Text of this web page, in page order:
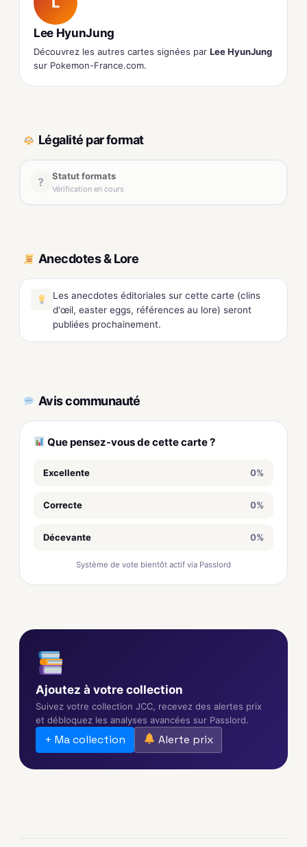
Lee HyunJung
Découvrez les autres cartes signées par Lee HyunJung
sur Pokemon-France.com.
Légalité par format
? Statut formats
Vérification en cours
Anecdotes & Lore
Les anecdotes éditoriales sur cette carte (clins
d'œil, easter eggs, références au lore) seront
publiées prochainement.
Avis communauté
Que pensez-vous de cette carte ?
Excellente 0%
Correcte 0%
Décevante 0%
Système de vote bientôt actif via Passlord
Ajoutez à votre collection
Suivez votre collection JCC, recevez des alertes prix
et débloquez les analyses avancées sur Passlord.
+ Ma collection Alerte prix